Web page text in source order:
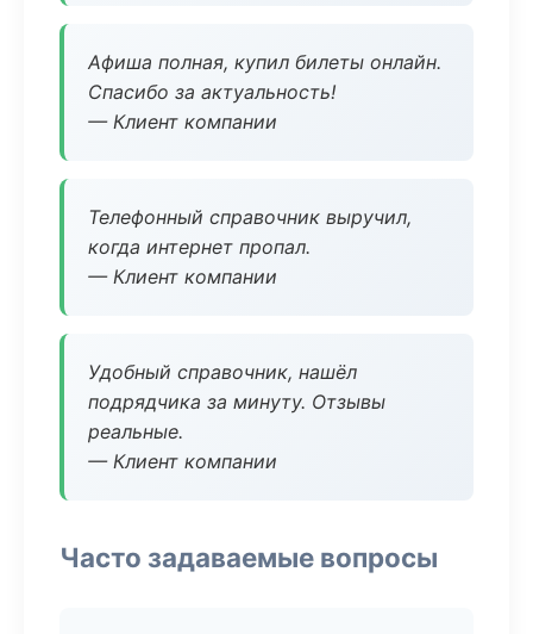
Афиша полная, купил билеты онлайн.
Спасибо за актуальность!
— Клиент компании
Телефонный справочник выручил,
когда интернет пропал.
— Клиент компании
Удобный справочник, нашёл
подрядчика за минуту. Отзывы
реальные.
— Клиент компании
Часто задаваемые вопросы